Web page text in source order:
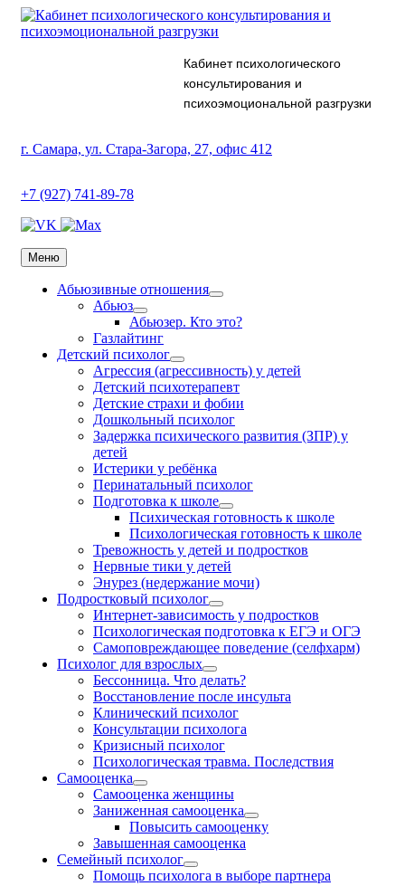
Кабинет психологического
консультирования и
психоэмоциональной разгрузки
г. Самара, ул. Стара-Загора, 27, офис 412
+7 (927) 741-89-78
Меню
Абьюзивные отношения
Абьюз
Абьюзер. Кто это?
Газлайтинг
Детский психолог
Агрессия (агрессивность) у детей
Детский психотерапевт
Детские страхи и фобии
Дошкольный психолог
Задержка психического развития (ЗПР) у
детей
Истерики у ребёнка
Перинатальный психолог
Подготовка к школе
Психическая готовность к школе
Психологическая готовность к школе
Тревожность у детей и подростков
Нервные тики у детей
Энурез (недержание мочи)
Подростковый психолог
Интернет-зависимость у подростков
Психологическая подготовка к ЕГЭ и ОГЭ
Самоповреждающее поведение (селфхарм)
Психолог для взрослых
Бессонница. Что делать?
Восстановление после инсульта
Клинический психолог
Консультации психолога
Кризисный психолог
Психологическая травма. Последствия
Самооценка
Самооценка женщины
Заниженная самооценка
Повысить самооценку
Завышенная самооценка
Семейный психолог
Помощь психолога в выборе партнера